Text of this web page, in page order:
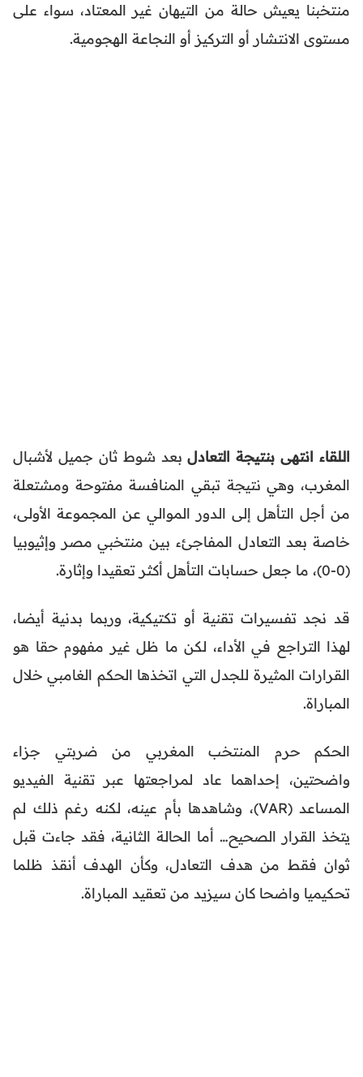
منتخبنا يعيش حالة من التيهان غير المعتاد، سواء على
مستوى الانتشار أو التركيز أو النجاعة الهجومية.
اللقاء انتهى بنتيجة التعادلبعد شوط ثان جميل لأشبال
المغرب، وهي نتيجة تبقي المنافسة مفتوحة ومشتعلة
من أجل التأهل إلى الدور الموالي عن المجموعة الأولى،
خاصة بعد التعادل المفاجئء بين منتخبي مصر وإثيوبيا
(0-0)، ما جعل حسابات التأهل أكثر تعقيدا وإثارة.
قد نجد تفسيرات تقنية أو تكتيكية، وربما بدنية أيضا،
لهذا التراجع في الأداء، لكن ما ظل غير مفهوم حقا هو
القرارات المثيرة للجدل التي اتخذها الحكم الغامبي خلال
المباراة.
الحكم حرم المنتخب المغربي من ضربتي جزاء
واضحتين، إحداهما عاد لمراجعتها عبر تقنية الفيديو
المساعد (VAR)، وشاهدها بأم عينه، لكنه رغم ذلك لم
يتخذ القرار الصحيح… أما الحالة الثانية، فقد جاءت قبل
ثوان فقط من هدف التعادل، وكأن الهدف أنقذ ظلما
تحكيميا واضحا كان سيزيد من تعقيد المباراة.